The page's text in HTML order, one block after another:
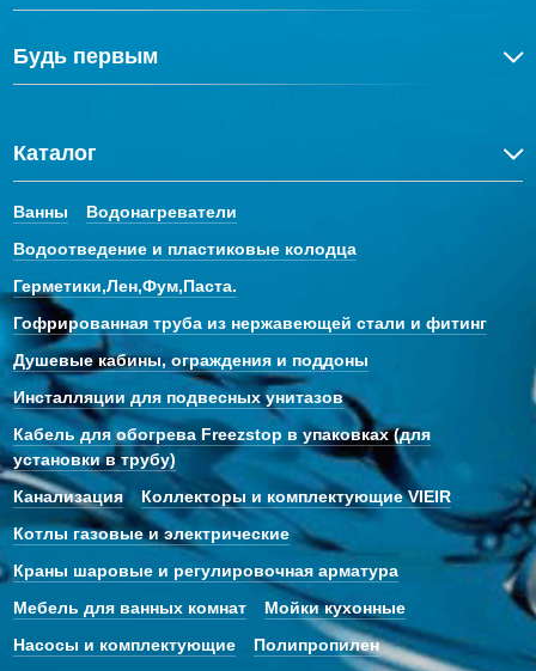
Будь первым
Каталог
Ванны
Водонагреватели
Водоотведение и пластиковые колодца
Герметики,Лен,Фум,Паста.
Гофрированная труба из нержавеющей стали и фитинг
Душевые кабины, ограждения и поддоны
Инсталляции для подвесных унитазов
Кабель для обогрева Freezstop в упаковках (для
установки в трубу)
Канализация
Коллекторы и комплектующие VIEIR
Котлы газовые и электрические
Краны шаровые и регулировочная арматура
Мебель для ванных комнат
Мойки кухонные
Насосы и комплектующие
Полипропилен